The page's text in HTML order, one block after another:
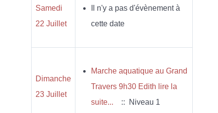
Samedi
22 Juillet
Il n'y a pas d'évènement à
cette date
Dimanche
23 Juillet
Marche aquatique au Grand
Travers 9h30 Edith lire la
suite...
:: Niveau 1